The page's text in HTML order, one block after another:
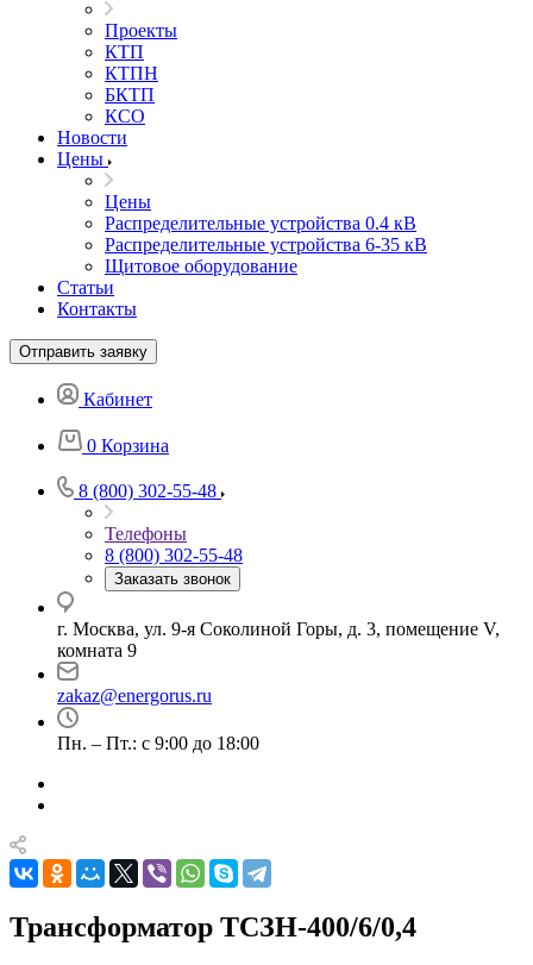
Проекты
КТП
КТПН
БКТП
КСО
Новости
Цены
Цены
Распределительные устройства 0.4 кВ
Распределительные устройства 6-35 кВ
Щитовое оборудование
Статьи
Контакты
Отправить заявку
Кабинет
0 Корзина
8 (800) 302-55-48
Телефоны
8 (800) 302-55-48
Заказать звонок
г. Москва, ул. 9-я Соколиной Горы, д. 3, помещение V,
комната 9
zakaz@energorus.ru
Пн. – Пт.: с 9:00 до 18:00
Трансформатор ТСЗН-400/6/0,4